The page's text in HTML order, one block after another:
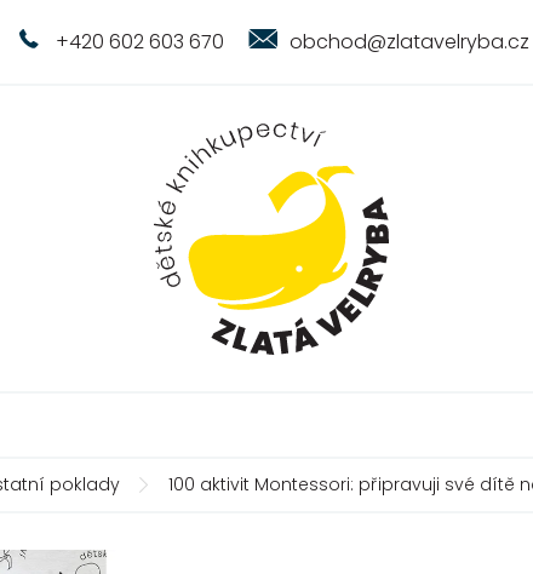
+420 602 603 670 obchod@zlatavelryba.cz
poklady 100 aktivit Montessori: připravuji své dítě